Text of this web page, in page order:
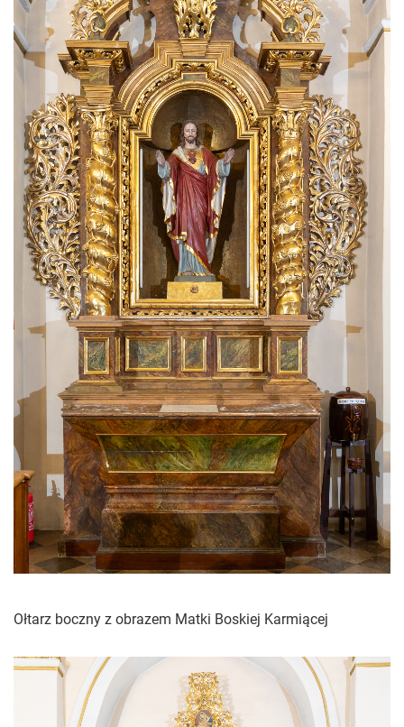
Ołtarz boczny z obrazem Matki Boskiej Karmiącej